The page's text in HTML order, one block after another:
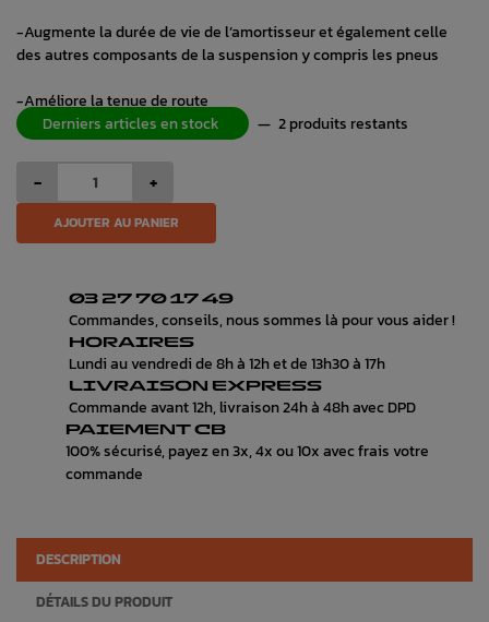
-Augmente la durée de vie de l’amortisseur et également celle
des autres composants de la suspension y compris les pneus
-Améliore la tenue de route
Derniers articles en stock
— 2 produits restants
- +
AJOUTER AU PANIER
03 27 70 17 49
Commandes, conseils, nous sommes là pour vous aider !
HORAIRES
Lundi au vendredi de 8h à 12h et de 13h30 à 17h
LIVRAISON EXPRESS
Commande avant 12h, livraison 24h à 48h avec DPD
PAIEMENT CB
100% sécurisé, payez en 3x, 4x ou 10x avec frais votre
commande
DESCRIPTION
DÉTAILS DU PRODUIT